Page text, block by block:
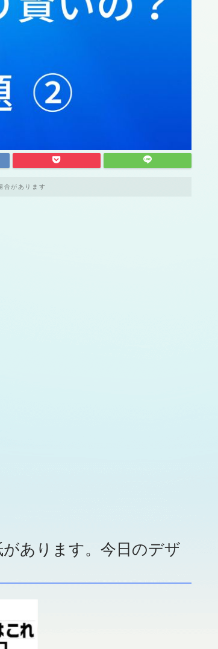
合があります
あります。今日のデザ